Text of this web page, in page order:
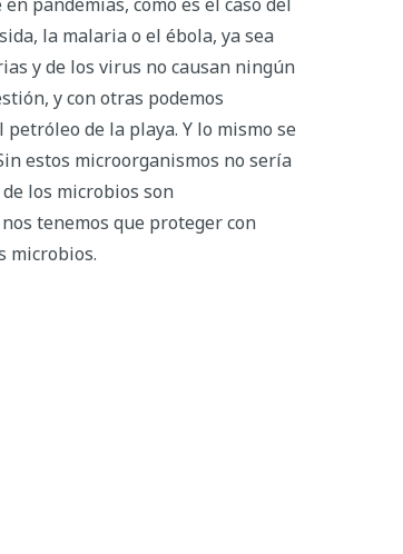
la malaria o el ébola, ya sea
y de los virus no causan ningún
y con otras podemos
de la playa. Y lo mismo se
estos microorganismos no sería
los microbios son
tenemos que proteger con
microbios.